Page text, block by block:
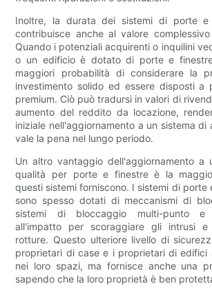
Inoltre, la durata dei sistemi di porte e
contribuisce anche al valore
Quando i potenziali acquirenti o inquilini
o un edificio è dotato di porte e
maggiori probabilità di considerare la
investimento solido ed essere disposti a
premium. Ciò può tradursi in valori di
aumento del reddito da locazione,
iniziale nell'aggiornamento a un sistema di
vale la pena nel lungo periodo.
Un altro vantaggio dell'aggiornamento a
qualità per porte e finestre è la
questi sistemi forniscono. I sistemi di porte
sono spesso dotati di meccanismi di
sistemi di bloccaggio multi-punto e
all'impatto per scoraggiare gli intrusi e
rotture. Questo ulteriore livello di
proprietari di case e i proprietari di edifici
nei loro spazi, ma fornisce anche una
sapendo che la loro proprietà è ben